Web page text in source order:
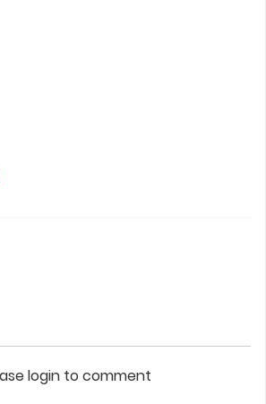
login to comment